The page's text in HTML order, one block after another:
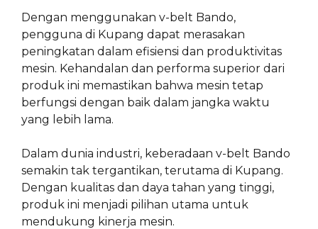
Dengan menggunakan v-belt Bando,
pengguna di Kupang dapat merasakan
peningkatan dalam efisiensi dan produktivitas
mesin. Kehandalan dan performa superior dari
produk ini memastikan bahwa mesin tetap
berfungsi dengan baik dalam jangka waktu
yang lebih lama.
Dalam dunia industri, keberadaan v-belt Bando
semakin tak tergantikan, terutama di Kupang.
Dengan kualitas dan daya tahan yang tinggi,
produk ini menjadi pilihan utama untuk
mendukung kinerja mesin.